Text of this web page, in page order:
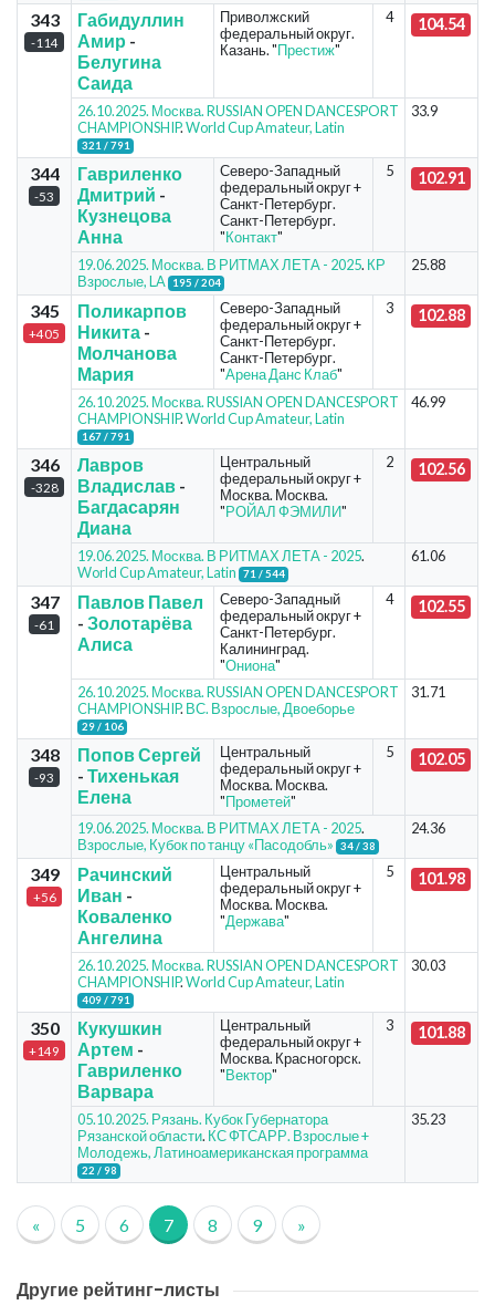
343
-114
Габидуллин
Амир -
Белугина
Саида
Приволжский
федеральный округ.
Казань. "Престиж"
4 104.54
26.10.2025. Москва. RUSSIAN OPEN DANCESPORT
CHAMPIONSHIP.World Cup Amateur, Latin
321 / 791
33.9
344
-53
Гавриленко
Дмитрий -
Кузнецова
Анна
Северо-Западный
федеральный округ +
Санкт-Петербург.
Санкт-Петербург.
"Контакт"
5 102.91
19.06.2025. Москва. В РИТМАХ ЛЕТА - 2025. КР
Взрослые, LA
195 / 204
25.88
345
+405
Поликарпов
Никита-
Молчанова
Мария
Северо-Западный
федеральный округ +
Санкт-Петербург.
Санкт-Петербург.
"Арена Данс Клаб"
3 102.88
26.10.2025. Москва. RUSSIAN OPEN DANCESPORT
CHAMPIONSHIP.World Cup Amateur, Latin
167 / 791
46.99
346
-328
Лавров
Владислав-
Багдасарян
Диана
Центральный
федеральный округ +
Москва. Москва.
"РОЙАЛ ФЭМИЛИ"
2 102.56
19.06.2025. Москва. В РИТМАХ ЛЕТА - 2025.
World Cup Amateur, Latin
71 / 544
61.06
347
-61
Павлов Павел
- Золотарёва
Алиса
Северо-Западный
федеральный округ +
Санкт-Петербург.
Калининград.
"Ониона"
4 102.55
26.10.2025. Москва. RUSSIAN OPEN DANCESPORT
CHAMPIONSHIP. ВС. Взрослые, Двоеборье
29 / 106
31.71
348
-93
Попов Сергей
- Тихенькая
Елена
Центральный
федеральный округ +
Москва. Москва.
"Прометей"
5 102.05
19.06.2025. Москва. В РИТМАХ ЛЕТА - 2025.
Взрослые, Кубок по танцу «Пасодобль»
34 / 38
24.36
349
+56
Рачинский
Иван -
Коваленко
Ангелина
Центральный
федеральный округ +
Москва. Москва.
"Держава"
5 101.98
26.10.2025. Москва. RUSSIAN OPEN DANCESPORT
CHAMPIONSHIP.World Cup Amateur, Latin
409 / 791
30.03
350
+149
Кукушкин
Артем -
Гавриленко
Варвара
Центральный
федеральный округ +
Москва. Красногорск.
"Вектор"
3 101.88
05.10.2025. Рязань. Кубок Губернатора
Рязанской области. КС ФТСАРР. Взрослые +
Молодежь, Латиноамериканская программа
22 / 98
35.23
« 5 6 7 8 9 »
Другие рейтинг-листы